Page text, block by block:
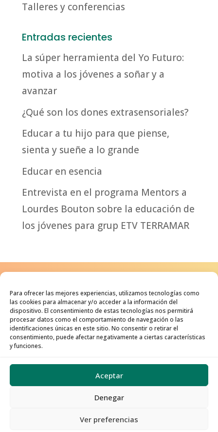
Para ofrecer las mejores experiencias, utilizamos tecnologías como
las cookies para almacenar y/o acceder a la información del
dispositivo. El consentimiento de estas tecnologías nos permitirá
procesar datos como el comportamiento de navegación o las
identificaciones únicas en este sitio. No consentir o retirar el
consentimiento, puede afectar negativamente a ciertas características
y funciones.
Aceptar
Denegar
Ver preferencias
Talleres y conferencias
Entradas recientes
La súper herramienta del Yo Futuro:
motiva a los jóvenes a soñar y a
avanzar
¿Qué son los dones extrasensoriales?
Educar a tu hijo para que piense,
sienta y sueñe a lo grande
Educar en esencia
Entrevista en el programa Mentors a
Lourdes Bouton sobre la educación de
los jóvenes para grup ETV TERRAMAR
Un adolescente feliz será un
adulto sano, un adulto sano
puede mejorar el mundo.
AVISO LEGAL·POLÍTICA DE
POLÍTICA DE COOKIES